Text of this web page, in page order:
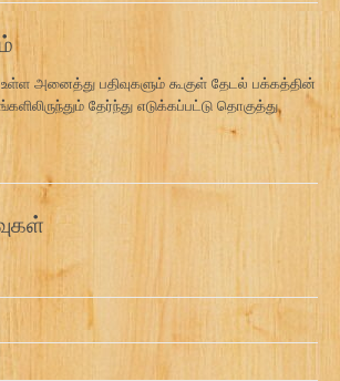
அனைத்து பதிவுகளும் கூகுள் தேடல் பக்கத்தின்
தேர்ந்து எடுக்கப்பட்டு தொகுத்து